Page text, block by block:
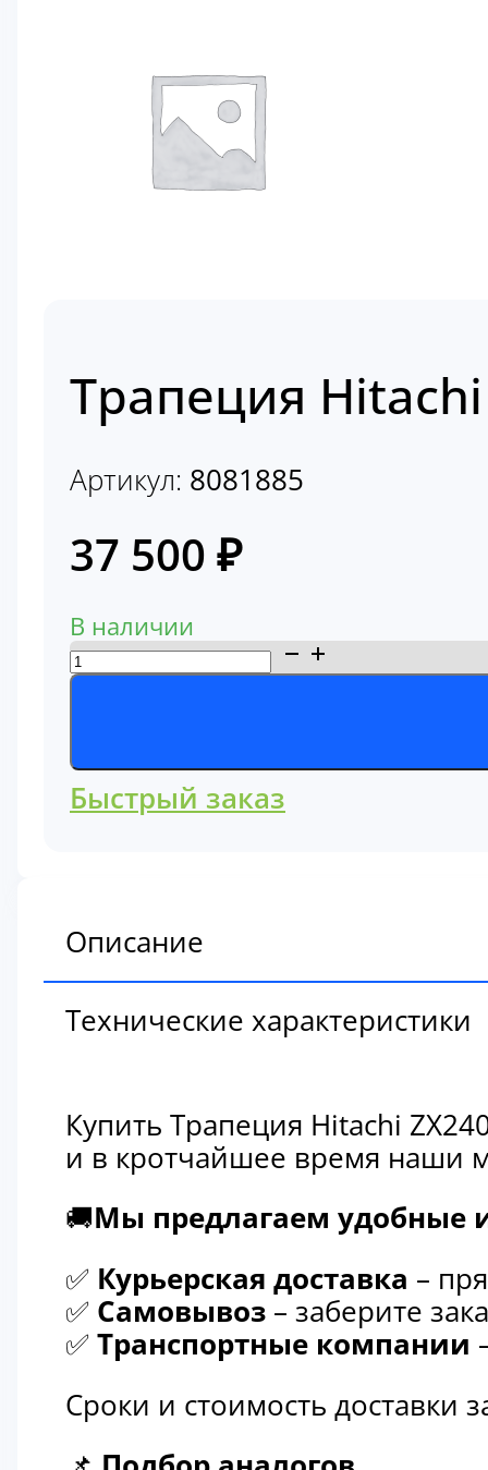
Трапеция
Артикул: 8081885
37 500 ₽
В наличии
Количество
товара
Hitachi
ZX240
Hitachi
Быстрый заказ
Описание
Технические характеристики
Купить Трапеция Hitachi
и в кротчайшее время наши
🚚Мы предлагаем удобные
✅ Курьерская доставка –
✅ Самовывоз – заберите
✅ Транспортные компании
Сроки и стоимость доставки